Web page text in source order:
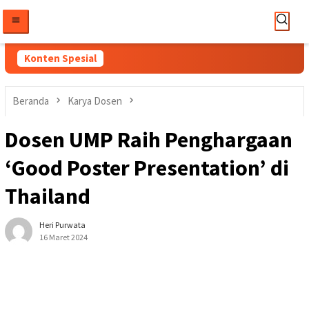
konten
Konten Spesial
Beranda Karya Dosen
Dosen UMP Raih Penghargaan
‘Good Poster Presentation’ di
Thailand
Heri Purwata
16 Maret 2024